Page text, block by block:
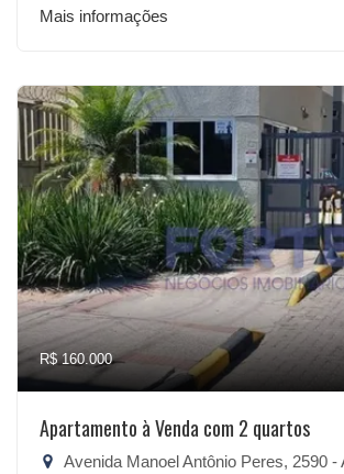
Mais informações
R$ 160.000
Apartamento à Venda com 2 quartos
Avenida Manoel Antônio Peres, 2590 -